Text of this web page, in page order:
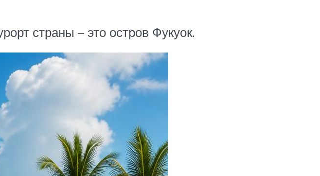
страны – это остров Фукуок.